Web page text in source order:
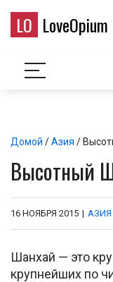
LO LoveOpium
Домой /Азия /
Высотный
16 НОЯБРЯ 2015 | АЗИЯ
Шанхай — это
крупнейших по